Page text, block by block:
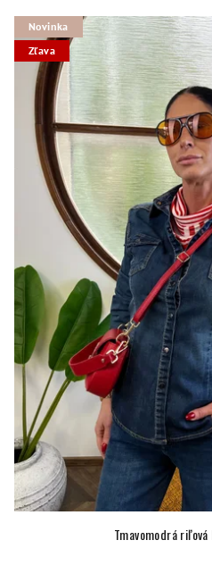
Novinka
Zľava
Tmavomodrá